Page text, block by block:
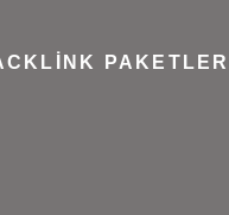
PAKETLERI